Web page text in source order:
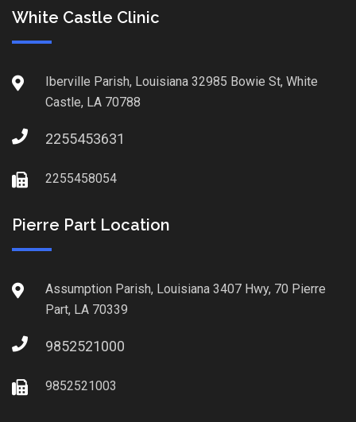
White Castle Clinic
Iberville Parish, Louisiana 32985 Bowie St, White
Castle, LA 70788
2255453631
2255458054
Pierre Part Location
Assumption Parish, Louisiana 3407 Hwy, 70 Pierre
Part, LA 70339
9852521000
9852521003